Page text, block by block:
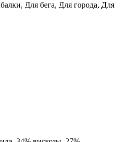
Для бега, Для города, Для